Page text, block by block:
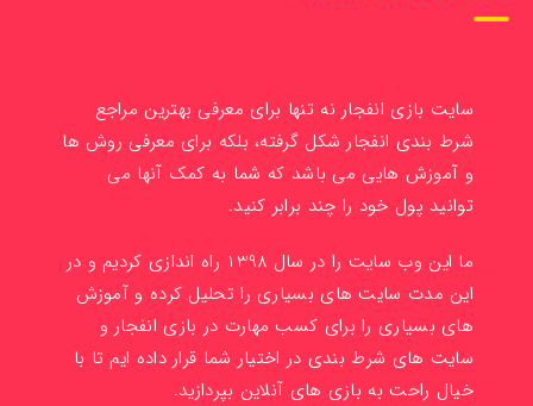
سایت بازی انفجار نه تنها برای معرفی بهترین مراجع
شرط بندی انفجار شکل گرفته، بلکه برای معرفی روش ها
و آموزش هایی می باشد که شما به کمک آنها می
توانید پول خود را چند برابر کنید.
ما این وب سایت را در سال 1398 راه اندازی کردیم و در
این مدت سایت های بسیاری را تحلیل کرده و آموزش
های بسیاری را برای کسب مهارت در بازی انفجار و
سایت های شرط بندی در اختیار شما قرار داده ایم تا با
خیال راحت به بازی های آنلاین بپردازید.